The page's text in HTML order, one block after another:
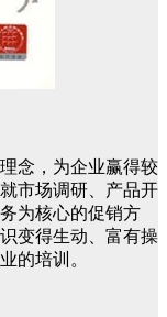
念，为企业赢得较
市场调研、产品开
为核心的促销方
变得生动、富有操
的培训。